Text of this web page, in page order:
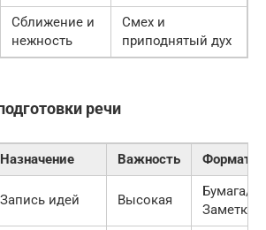
Сближение и
нежность
Смех и
приподнятый дух
речи
Назначение Важность Формат
Запись идей Высокая
Бумага/
Заметки